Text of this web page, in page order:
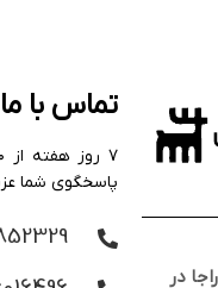
در
تماس با ما
پاسخگوی شما